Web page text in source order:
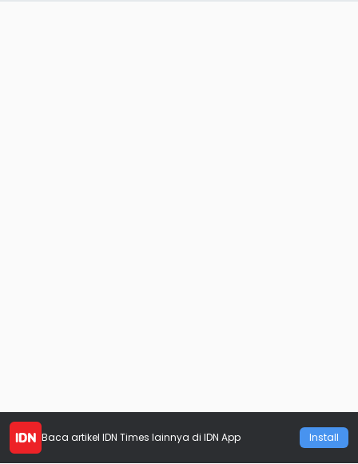
Baca artikel IDN Times lainnya di IDN App Install